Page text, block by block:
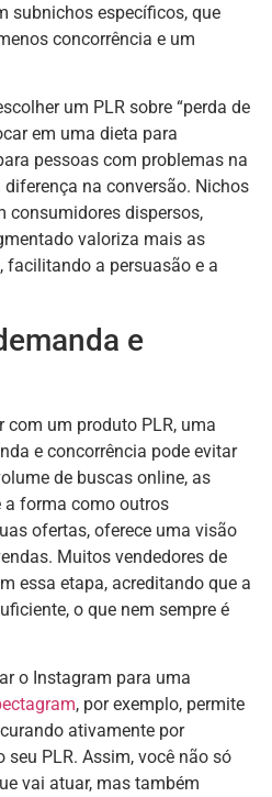
subnichos específicos, que
concorrência e um
um PLR sobre “perda de
em uma dieta para
pessoas com problemas na
na conversão. Nichos
consumidores dispersos,
valoriza mais as
facilitando a persuasão e a
e
com um produto PLR, uma
e concorrência pode evitar
de buscas online, as
a forma como outros
ofertas, oferece uma visão
Muitos vendedores de
essa etapa, acreditando que a
o que nem sempre é
o Instagram para uma
, por exemplo, permite
ativamente por
PLR. Assim, você não só
vai atuar, mas também